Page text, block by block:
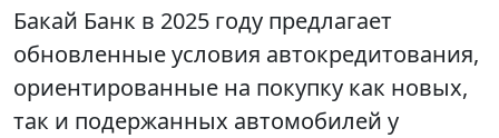
Бакай Банк в 2025 году предлагает
обновленные условия автокредитования,
ориентированные на покупку как новых,
так и подержанных автомобилей у